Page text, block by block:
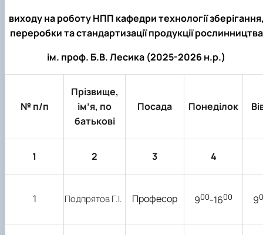
виходу на роботу НПП кафедри технології
переробки та стандартизації продукції рослинництва
ім. проф. Б.В. Лесика (2025-2026 н.р.)
№ п/п
Прізвище,
ім’я, по
батькові
Посада Понеділок
1 2 3 4
1 Подпрятов Г.І. Професор 900-1600 9